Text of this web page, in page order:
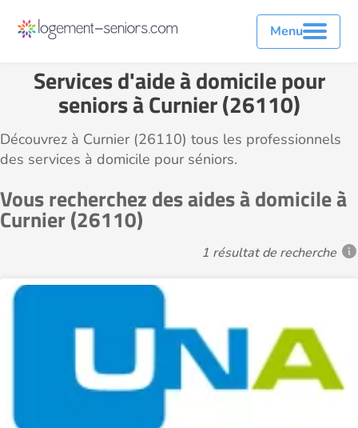
Menu
Services d'aide à domicile pour
seniors à Curnier (26110)
Découvrez à Curnier (26110) tous les professionnels
des services à domicile pour séniors.
Vous recherchez des aides à domicile à
Curnier (26110)
1 résultat de recherche